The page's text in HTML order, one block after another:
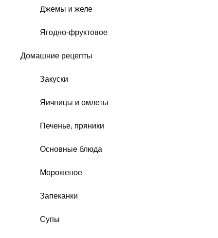
Джемы и желе
Ягодно-фруктовое
Домашние рецепты
Закуски
Яичницы и омлеты
Печенье, пряники
Основные блюда
Мороженое
Запеканки
Супы